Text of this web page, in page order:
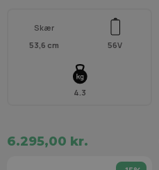
Skær
53,6 cm
56V
4.3
6.295,00 kr.